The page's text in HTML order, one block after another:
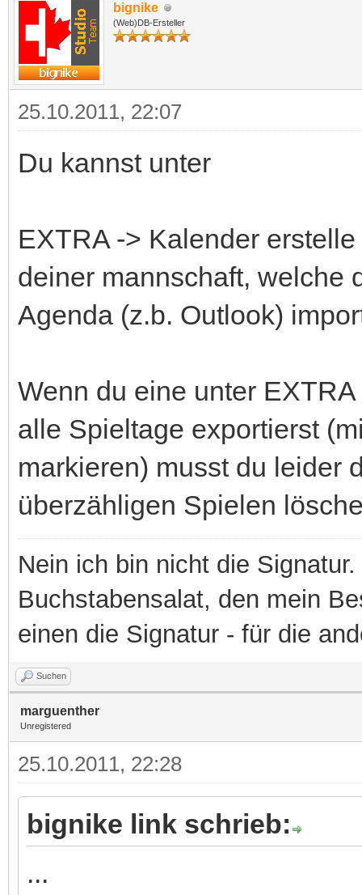
bignike
(Web)DB-Ersteller
25.10.2011, 22:07
Du kannst unter
EXTRA -> Kalender
deiner mannschaft, welche
Agenda (z.b. Outlook)
Wenn du eine unter
alle Spieltage exportierst
markieren) musst du leider
überzähligen Spielen
Nein ich bin nicht die
Buchstabensalat, den mein
einen die Signatur - für die
Suchen
marguenther
Unregistered
25.10.2011, 22:28
bignike link schrieb:
...